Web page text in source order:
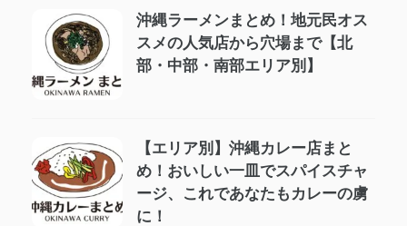
沖縄ラーメンまとめ！地元民オス
スメの人気店から穴場まで【北
部・中部・南部エリア別】
【エリア別】沖縄カレー店まと
め！おいしい一皿でスパイスチャ
ージ、これであなたもカレーの虜
に！